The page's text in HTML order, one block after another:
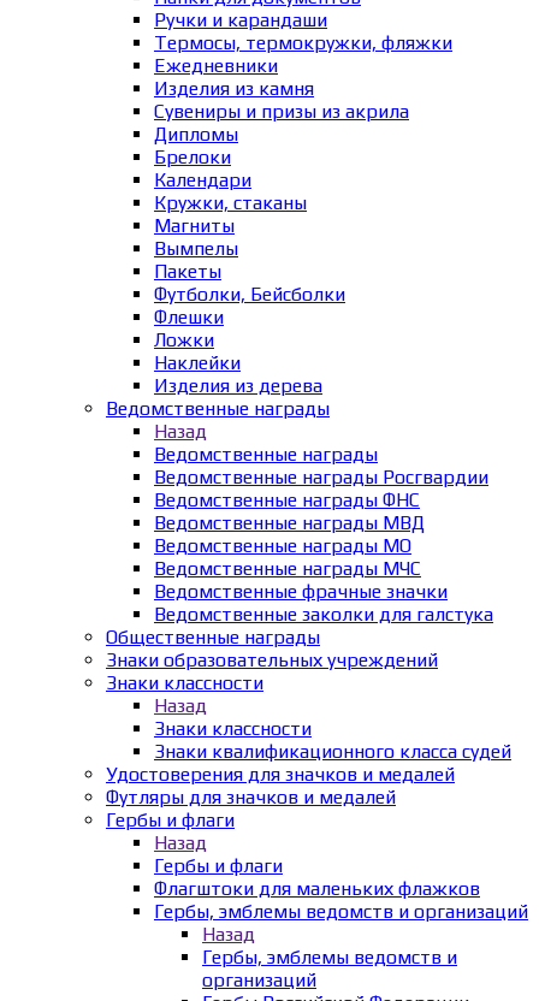
Ручки и карандаши
Термосы, термокружки, фляжки
Ежедневники
Изделия из камня
Сувениры и призы из акрила
Дипломы
Брелоки
Календари
Кружки, стаканы
Магниты
Вымпелы
Пакеты
Футболки, Бейсболки
Флешки
Ложки
Наклейки
Изделия из дерева
Ведомственные награды
Назад
Ведомственные награды
Ведомственные награды Росгвардии
Ведомственные награды ФНС
Ведомственные награды МВД
Ведомственные награды МО
Ведомственные награды МЧС
Ведомственные фрачные значки
Ведомственные заколки для галстука
Общественные награды
Знаки образовательных учреждений
Знаки классности
Назад
Знаки классности
Знаки квалификационного класса судей
Удостоверения для значков и медалей
Футляры для значков и медалей
Гербы и флаги
Назад
Гербы и флаги
Флагштоки для маленьких флажков
Гербы, эмблемы ведомств и организаций
Назад
Гербы, эмблемы ведомств и
организаций